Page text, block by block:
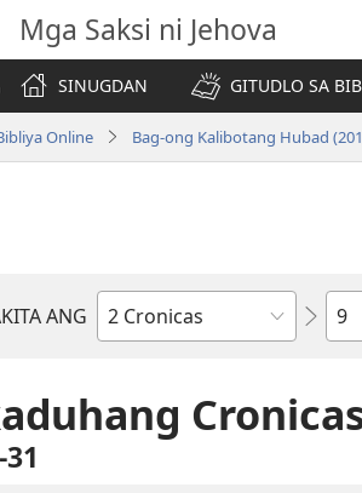
Mga Saksi ni Jehova
SINUGDAN
GITUDLO SA
Online Bag-ong Kalibotang Hubad
ANG
Basahon